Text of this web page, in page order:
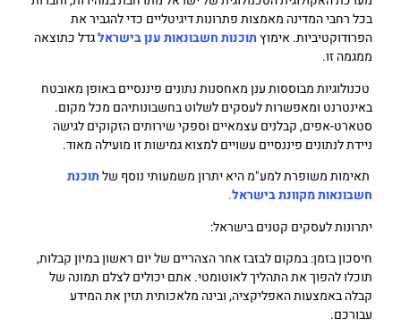
בכל רחבי המדינה מאמצות פתרונות דיגיטליים כדי להגביר את
הפרודוקטיביות. אימוץתוכנות חשבונאות ענן בישראלגדל כתוצאה
ממגמה זו.
טכנולוגיות מבוססות ענן מאחסנות נתונים פיננסיים באופן מאובטח
באינטרנט ומאפשרות לעסקים לשלוט בחשבונותיהם מכל מקום.
סטארט-אפים, קבלנים עצמאיים וספקי שירותים הזקוקים לגישה
ניידת לנתונים פיננסיים עשויים למצוא גמישות זו מועילה מאוד.
תאימות משופרת למע"מ היא יתרון משמעותי נוסף שלתוכנת
חשבונאות מקוונת בישראל.
יתרונות לעסקים קטנים בישראל:
חיסכון בזמן: במקום לבזבז אחר הצהריים של יום ראשון במיון קבלות,
תוכלו להפוך את התהליך לאוטומטי. אתם יכולים לצלם תמונה של
קבלה באמצעות האפליקציה, ובינה מלאכותית תזין את המידע
עבורכם.